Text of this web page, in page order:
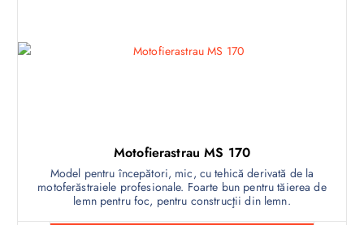
Motofierastrau MS 170
Model pentru începători, mic, cu tehică derivată de la
motoferăstraiele profesionale. Foarte bun pentru tăierea de
lemn pentru foc, pentru construcţii din lemn.